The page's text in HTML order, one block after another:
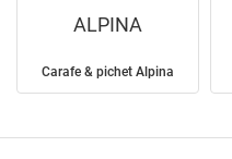
ALPINA
Carafe & pichet Alpina